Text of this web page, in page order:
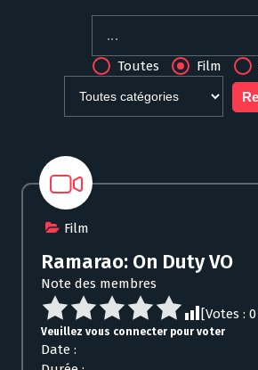
Toutes Film
Film
Ramarao: On Duty VO
Note des membres
[Votes : 0
Veuillez vous connecter pour voter
Date :